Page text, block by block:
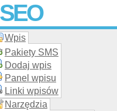
WWW –
za darmo!
Wpis
Pakiety SMS
Dodaj wpis
Panel wpisu
Linki wpisów
Narzędzia